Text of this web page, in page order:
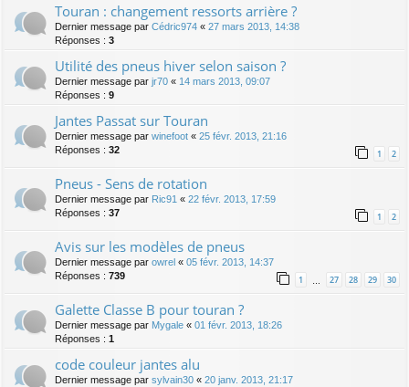
Touran : changement ressorts arrière ?
Dernier message par Cédric974 « 27 mars 2013, 14:38
Réponses : 3
Utilité des pneus hiver selon saison ?
Dernier message par jr70 « 14 mars 2013, 09:07
Réponses : 9
Jantes Passat sur Touran
Dernier message par winefoot « 25 févr. 2013, 21:16
Réponses : 32 1 2
Pneus - Sens de rotation
Dernier message par Ric91 « 22 févr. 2013, 17:59
Réponses : 37 1 2
Avis sur les modèles de pneus
Dernier message par owrel « 05 févr. 2013, 14:37
Réponses : 739 1 … 27 28 29 30
Galette Classe B pour touran ?
Dernier message par Mygale « 01 févr. 2013, 18:26
Réponses : 1
code couleur jantes alu
Dernier message par sylvain30 « 20 janv. 2013, 21:17